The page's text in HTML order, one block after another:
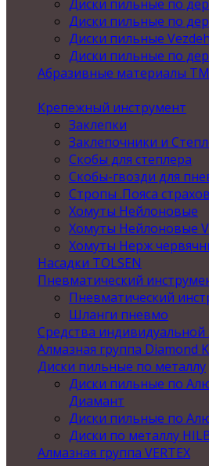
Диски пильные по
Диски пильные по
Диски пильные
Диски пильные по
Абразивные материалы ТМ
Крепежный инструмент
Заклепки
Заклепочники и
Скобы для степлера
Скобы-гвозди для
Стропы .Пояса
Хомуты Нейлоновые
Хомуты Нейлоновые
Хомуты Нерж
Насадки TOLSEN
Пневматический
Пневматический
Шланги пневмо
Средства индивидуальной
Алмазная группа Diamond
Диски пильные по металлу
Диски пильные по
Диамант
Диски пильные по
Диски по металлу
Алмазная группа VERTEX